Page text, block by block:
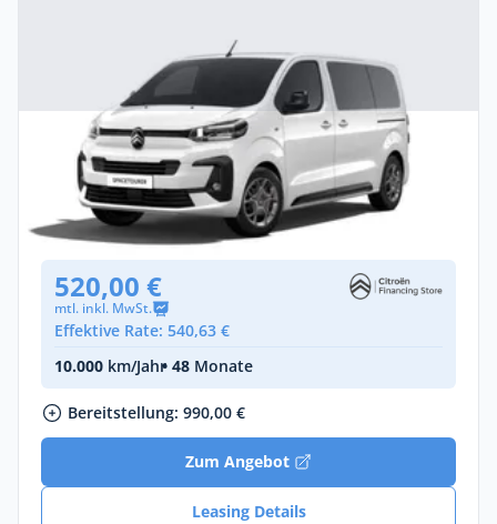
Privat & Gewerbe
Citroën Spacetourer PLUS (Länge M)
Diesel •Automatik •
Neuwagen(konfigurierbar)
520,00 €
mtl. inkl. MwSt.
Effektive Rate: 540,63 €
10.000 km/Jahr• 48 Monate
Bereitstellung: 990,00 €
Zum Angebot
Leasing Details